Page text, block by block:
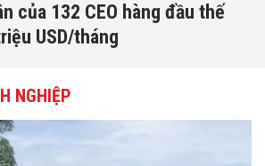
của 132 CEO hàng đầu thế
USD/tháng
NGHIỆP